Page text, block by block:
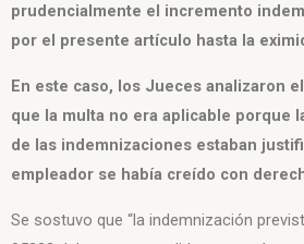
prudencialmente el incremento
por el presente artículo hasta la
En este caso, los Jueces analizaron
que la multa no era aplicable porque
de las indemnizaciones estaban
empleador se había creído con
Se sostuvo que “la indemnización